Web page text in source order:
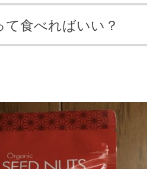
食べればいい？